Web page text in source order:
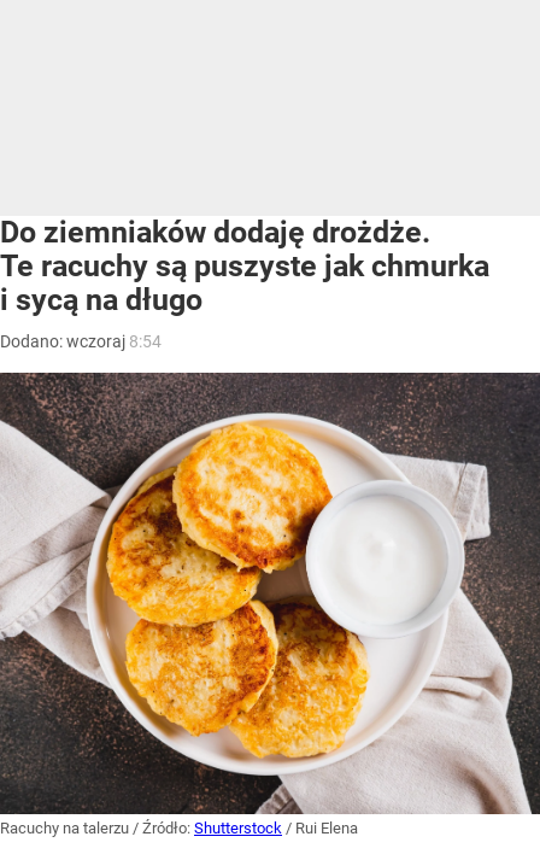
Do ziemniaków dodaję drożdże.
Te racuchy są puszyste jak chmurka
i sycą na długo
Dodano:wczoraj 8:54
Racuchy na talerzu / Źródło: Shutterstock / Rui Elena